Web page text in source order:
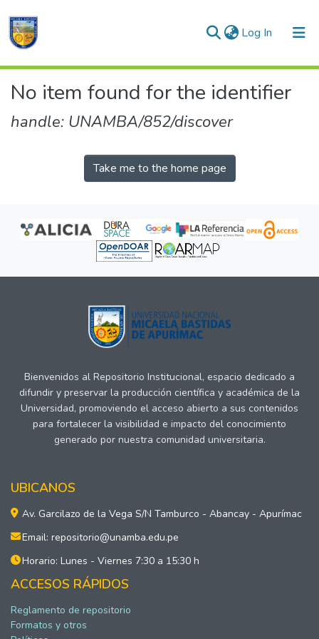
Log In (current)
Communities & Collections
No item found for the identifier
handle: UNAMBA/852/discover
Take me to the home page
Bienvenidos al Repositorio Institucional, espacio dedicado a
difundir y preservar la producción científica y académica de la
Universidad, promoviendo el acceso abierto a sus contenidos
para fortalecer la visibilidad e impacto del conocimiento
generado por nuestra comunidad universitaria.
UBICANOS
Av. Garcilazo de la Vega S/N Tamburco - Abancay - Apurímac
Email: repositorio@unamba.edu.pe
Horario: Lunes - Viernes 7:30 a 15:30 h
ACCESOS RÁPIDOS
Reglamento de repositorio
Formatos y otros